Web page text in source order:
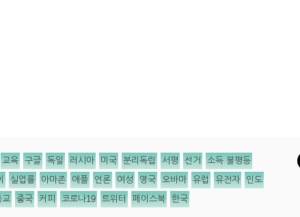
교육 구글 독일 러시아 미국 분리독립 서평 선거 소득 불평등
실업률 아마존 애플 언론 여성 영국 오바마 유럽 유전자 인도
교 중국 커피 코로나19 트위터 페이스북 한국